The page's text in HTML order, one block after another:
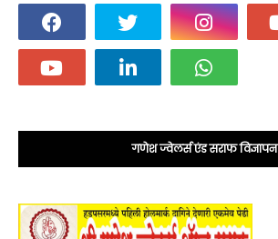
गणेश ज्वेलर्स एंड सराफ विज्ञापन